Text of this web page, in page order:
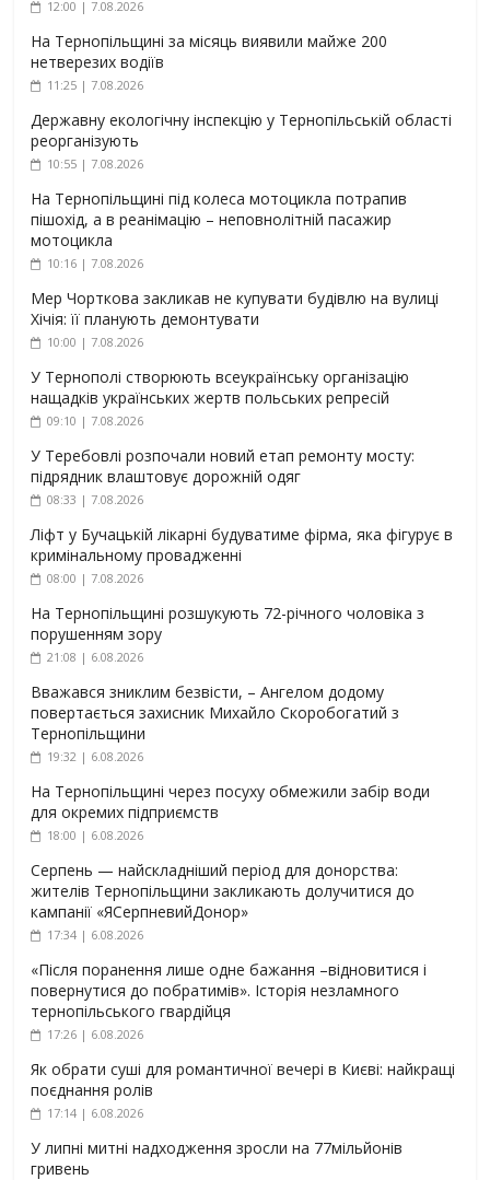
12:00 | 7.08.2026
На Тернопільщині за місяць виявили майже 200
нетверезих водіїв
11:25 | 7.08.2026
Державну екологічну інспекцію у Тернопільській області
реорганізують
10:55 | 7.08.2026
На Тернопільщині під колеса мотоцикла потрапив
пішохід, а в реанімацію – неповнолітній пасажир
мотоцикла
10:16 | 7.08.2026
Мер Чорткова закликав не купувати будівлю на вулиці
Хічія: її планують демонтувати
10:00 | 7.08.2026
У Тернополі створюють всеукраїнську організацію
нащадків українських жертв польських репресій
09:10 | 7.08.2026
У Теребовлі розпочали новий етап ремонту мосту:
підрядник влаштовує дорожній одяг
08:33 | 7.08.2026
Ліфт у Бучацькій лікарні будуватиме фірма, яка фігурує в
кримінальному провадженні
08:00 | 7.08.2026
На Тернопільщині розшукують 72-річного чоловіка з
порушенням зору
21:08 | 6.08.2026
Вважався зниклим безвісти, – Ангелом додому
повертається захисник Михайло Скоробогатий з
Тернопільщини
19:32 | 6.08.2026
На Тернопільщині через посуху обмежили забір води
для окремих підприємств
18:00 | 6.08.2026
Серпень — найскладніший період для донорства:
жителів Тернопільщини закликають долучитися до
кампанії «ЯСерпневийДонор»
17:34 | 6.08.2026
«Після поранення лише одне бажання –відновитися і
повернутися до побратимів». Історія незламного
тернопільського гвардійця
17:26 | 6.08.2026
Як обрати суші для романтичної вечері в Києві: найкращі
поєднання ролів
17:14 | 6.08.2026
У липні митні надходження зросли на 77мільйонів
гривень